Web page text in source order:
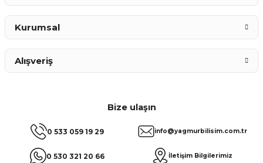
Bize ulaşın
0 533 059 19 29
0 530 321 20 66
info@yagmurbilisim.com.tr
İletişim Bilgilerimiz
Kurumsal
Alışveriş